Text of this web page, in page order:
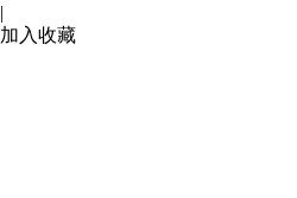
|
加入收藏